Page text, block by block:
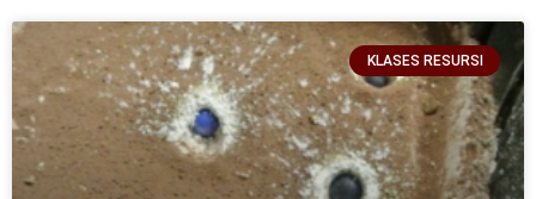
KLASES RESURSI